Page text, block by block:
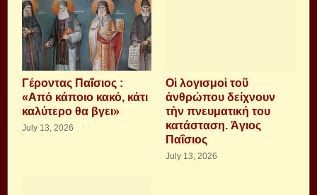
Γέροντας Παΐσιος :
«Από κάποιο κακό, κάτι
καλύτερο θα βγει»
July 13, 2026
Οἱ λογισμοὶ τοῦ
ἀνθρώπου δείχνουν
τὴν πνευματική του
κατάσταση. Ἁγιος
Παΐσιος
July 13, 2026